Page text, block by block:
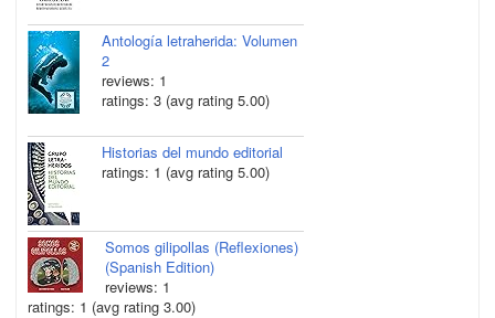
Antología letraherida: Volumen
2
reviews: 1
ratings: 3 (avg rating 5.00)
Historias del mundo editorial
ratings: 1 (avg rating 5.00)
Somos gilipollas (Reflexiones)
(Spanish Edition)
reviews: 1
ratings: 1 (avg rating 3.00)